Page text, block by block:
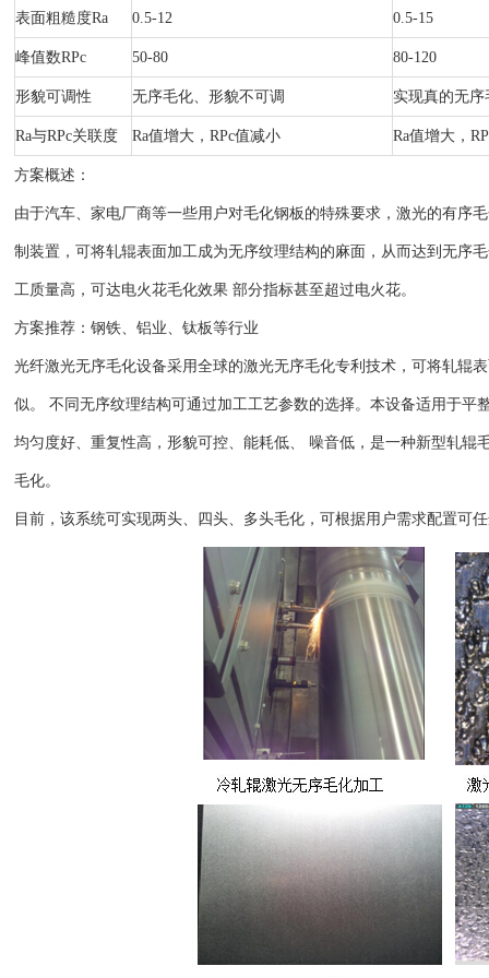
表面粗糙度Ra 0.5-12 0.5-15
峰值数RPc 50-80 80-120
形貌可调性 无序毛化、形貌不可调 实现真的无
Ra与RPc关联度 Ra值增大，RPc值减小 Ra值增大，
方案概述：
由于汽车、家电厂商等一些用户对毛化钢板的特殊要求，激光的有序
制装置，可将轧辊表面加工成为无序纹理结构的麻面，从而达到无序
工质量高，可达电火花毛化效果 部分指标甚至超过电火花。
方案推荐：钢铁、铝业、钛板等行业
光纤激光无序毛化设备采用全球的激光无序毛化专利技术，可将轧辊
似。 不同无序纹理结构可通过加工工艺参数的选择。本设备适用于
均匀度好、重复性高，形貌可控、能耗低、 噪音低，是一种新型轧
毛化。
目前，该系统可实现两头、四头、多头毛化，可根据用户需求配置可